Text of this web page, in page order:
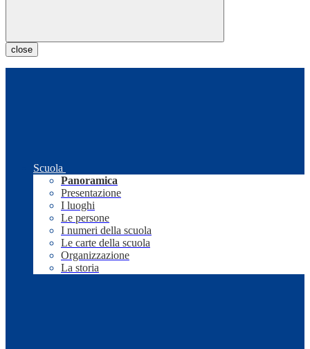
close
Scuola
Panoramica
Presentazione
I luoghi
Le persone
I numeri della scuola
Le carte della scuola
Organizzazione
La storia